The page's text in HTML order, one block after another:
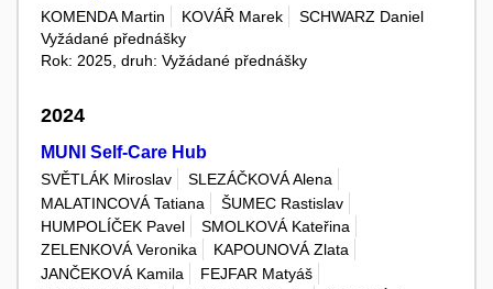
KOMENDA Martin KOVÁŘ Marek
SCHWARZ Daniel
Vyžádané přednášky
Rok: 2025, druh: Vyžádané přednášky
2024
MUNI Self-Care Hub
SVĚTLÁK Miroslav
SLEZÁČKOVÁ Alena
MALATINCOVÁ Tatiana
ŠUMEC Rastislav
HUMPOLÍČEK Pavel
SMOLKOVÁ Kateřina
ZELENKOVÁ Veronika
KAPOUNOVÁ Zlata
JANČEKOVÁ Kamila
FEJFAR Matyáš